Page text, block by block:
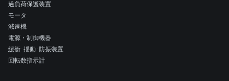
過負荷保護装置
モータ
減速機
電源・制御機器
緩衝･揺動･防振装置
回転数指示計